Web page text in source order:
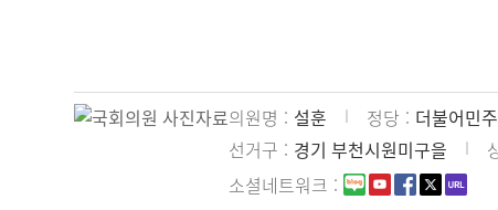
의원명 설훈 정당 더불어민
선거구
경기 부천시원미구을
소셜네트워크